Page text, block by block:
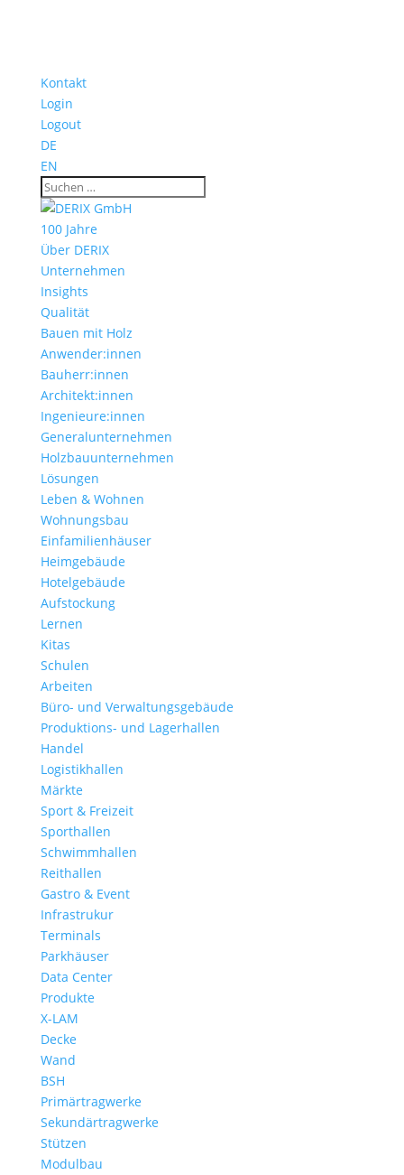
Kontakt
Login
Logout
DE
EN
100 Jahre
Über DERIX
Unternehmen
Insights
Qualität
Bauen mit Holz
Anwender:innen
Bauherr:innen
Architekt:innen
Ingenieure:innen
Generalunternehmen
Holzbauunternehmen
Lösungen
Leben & Wohnen
Wohnungs­bau
Einfamilien­häuser
Heimgebäude
Hotelgebäude
Aufstockung
Lernen
Kitas
Schulen
Arbeiten
Büro- und Verwaltungs­gebäude
Produktions- und Lagerhallen
Handel
Logistikhallen
Märkte
Sport & Freizeit
Sporthallen
Schwimmhallen
Reithallen
Gastro & Event
Infrastrukur
Terminals
Parkhäuser
Data Center
Produkte
X-LAM
Decke
Wand
BSH
Primärtragwerke
Sekundärtragwerke
Stützen
Modulbau